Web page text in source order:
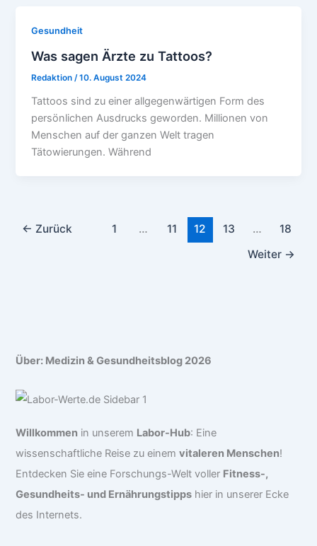
Gesundheit
Was sagen Ärzte zu Tattoos?
Redaktion/10. August 2024
Tattoos sind zu einer allgegenwärtigen Form des
persönlichen Ausdrucks geworden. Millionen von
Menschen auf der ganzen Welt tragen
Tätowierungen. Während
← Zurück 1 … 11 12 13 …
18
Weiter →
Über: Medizin & Gesundheitsblog 2026
Willkommen in unserem Labor-Hub: Eine
wissenschaftliche Reise zu einemvitaleren Menschen!
Entdecken Sie eine Forschungs-Welt voller Fitness-,
Gesundheits- und Ernährungstipps hier in unserer Ecke
des Internets.